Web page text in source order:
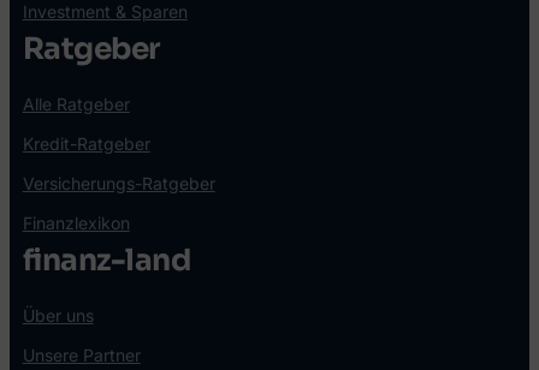
Investment & Sparen
Ratgeber
Alle Ratgeber
Kredit-Ratgeber
Versicherungs-Ratgeber
Finanzlexikon
finanz-land
Über uns
Unsere Partner